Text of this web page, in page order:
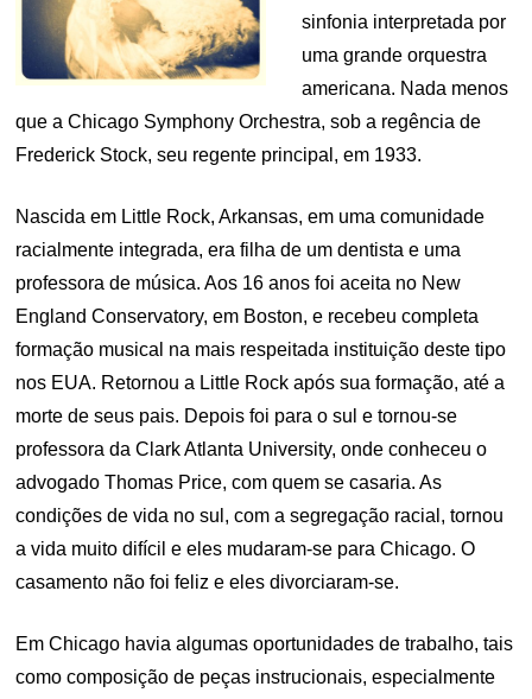
sinfonia interpretada por
uma grande orquestra
americana. Nada menos
que a Chicago Symphony Orchestra, sob a regência de
Frederick Stock, seu regente principal, em 1933.
Nascida em Little Rock, Arkansas, em uma comunidade
racialmente integrada, era filha de um dentista e uma
professora de música. Aos 16 anos foi aceita no New
England Conservatory, em Boston, e recebeu completa
formação musical na mais respeitada instituição deste tipo
nos EUA. Retornou a Little Rock após sua formação, até a
morte de seus pais. Depois foi para o sul e tornou-se
professora da Clark Atlanta University, onde conheceu o
advogado Thomas Price, com quem se casaria. As
condições de vida no sul, com a segregação racial, tornou
a vida muito difícil e eles mudaram-se para Chicago. O
casamento não foi feliz e eles divorciaram-se.
Em Chicago havia algumas oportunidades de trabalho, tais
como composição de peças instrucionais, especialmente